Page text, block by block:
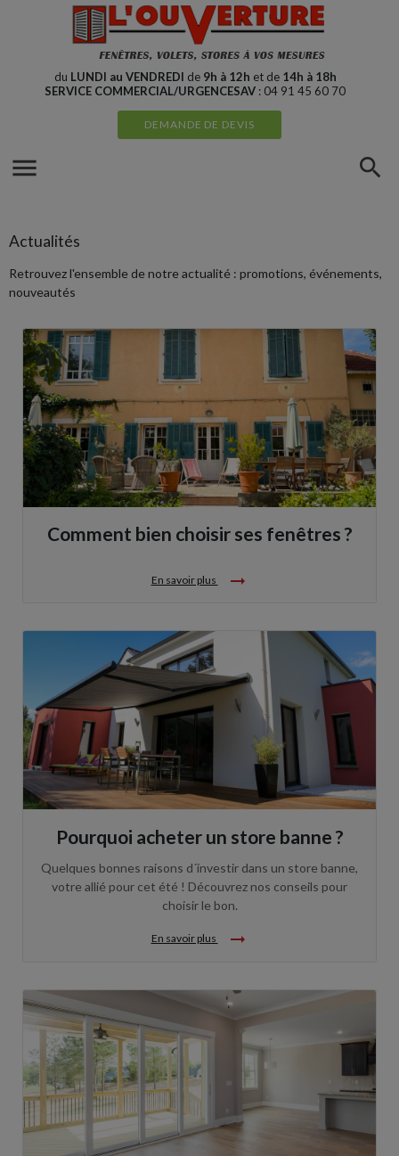
Cookies management panel
du LUNDI au VENDREDI de 9h à 12h et de 14h à 18h
SERVICE COMMERCIAL/URGENCESAV : 04 91 45 60 70
DEMANDE DE DEVIS
menu search
Actualités
Retrouvez l'ensemble de notre actualité : promotions, événements,
nouveautés
Comment bien choisir ses fenêtres ?
En savoir plus arrow_right_alt
Pourquoi acheter un store banne ?
Quelques bonnes raisons d´investir dans un store banne,
votre allié pour cet été ! Découvrez nos conseils pour
choisir le bon.
En savoir plus arrow_right_alt